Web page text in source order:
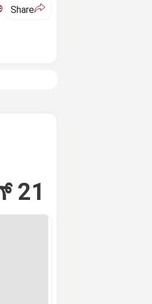
Share
21